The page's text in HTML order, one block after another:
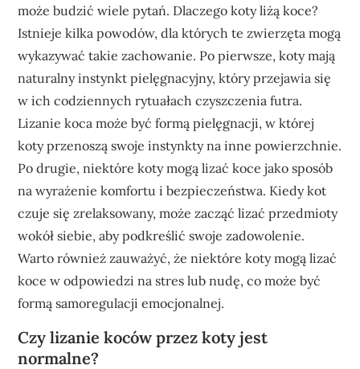
może budzić wiele pytań. Dlaczego koty liżą koce?
Istnieje kilka powodów, dla których te zwierzęta mogą
wykazywać takie zachowanie. Po pierwsze, koty mają
naturalny instynkt pielęgnacyjny, który przejawia się
w ich codziennych rytuałach czyszczenia futra.
Lizanie koca może być formą pielęgnacji, w której
koty przenoszą swoje instynkty na inne powierzchnie.
Po drugie, niektóre koty mogą lizać koce jako sposób
na wyrażenie komfortu i bezpieczeństwa. Kiedy kot
czuje się zrelaksowany, może zacząć lizać przedmioty
wokół siebie, aby podkreślić swoje zadowolenie.
Warto również zauważyć, że niektóre koty mogą lizać
koce w odpowiedzi na stres lub nudę, co może być
formą samoregulacji emocjonalnej.
Czy lizanie koców przez koty jest
normalne?